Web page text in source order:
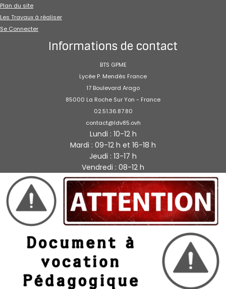
Plan du site
Les Travaux à réaliser
Se Connecter
Informations de contact
BTS GPME
Lycée P. Mendès France
17 Boulevard Arago
85000 La Roche Sur Yon - France
02.51.36.87.80
contact@ldv85.ovh
Lundi : 10-12 h
Mardi : 09-12 h et 16-18 h
Jeudi : 13-17 h
Vendredi : 08-12 h